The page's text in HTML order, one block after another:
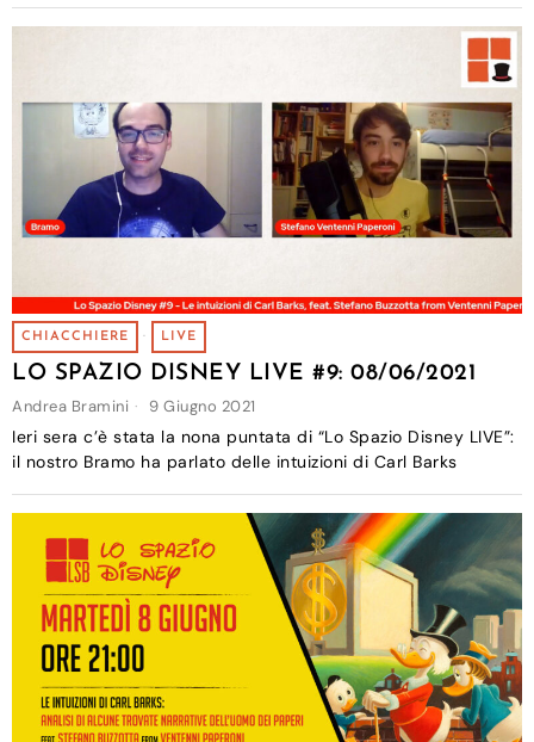
CHIACCHIERE · LIVE
LO SPAZIO DISNEY LIVE #9: 08/06/2021
Andrea Bramini 9 Giugno 2021
Ieri sera c’è stata la nona puntata di “Lo Spazio Disney LIVE”:
il nostro Bramo ha parlato delle intuizioni di Carl Barks